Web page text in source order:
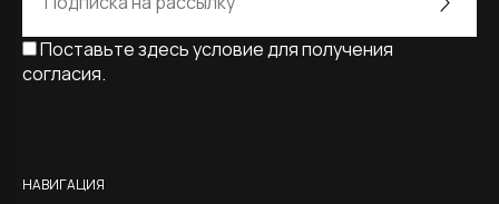
Поставьте здесь условие для получения
согласия.
НАВИГАЦИЯ